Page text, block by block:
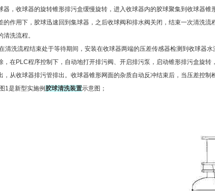
器，收球器的旋转锥形排污盒缓慢旋转，进入收球器内的胶球聚集到收球器
的作用下，胶球迅速回到集球器，之后收球阀和排水阀关闭，结束一次清洗
清洗流程。
洗流程结束处于等待期间，安装在收球器两端的压差传感器检测到收球器水
，在PLC程序控制下，自动地打开排污阀、开启排污泵，启动锥形排污盒旋
，从收球器排污管排出。收球器锥形网面的杂质自动反冲结束后，当压差控制
是新型实施例 胶球清洗装置示意图；